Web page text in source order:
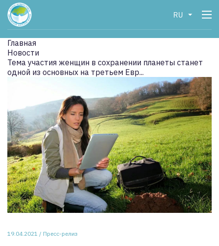
RU
Главная
Новости
Тема участия женщин в сохранении планеты станет
одной из основных на третьем Евр...
19.04.2021 / Пресс-релиз